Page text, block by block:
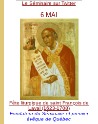
Le Séminaire sur Twitter
6 MAI
Fête liturgique de saint François de
Laval (1623-1708)
Fondateur du Séminaire et premier
évêque de Québec